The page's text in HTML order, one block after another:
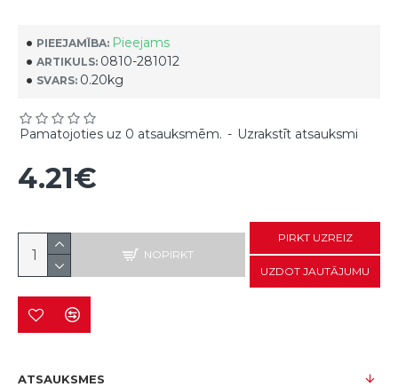
PIEEJAMĪBA: Pieejams
ARTIKULS: 0810-281012
SVARS: 0.20kg
Pamatojoties uz 0 atsauksmēm. - Uzrakstīt atsauksmi
4.21€
NOPIRKT
PIRKT UZREIZ
UZDOT JAUTĀJUMU
ATSAUKSMES